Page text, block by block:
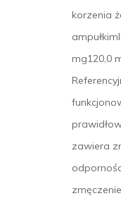
korzenia
mg120,0
zawiera